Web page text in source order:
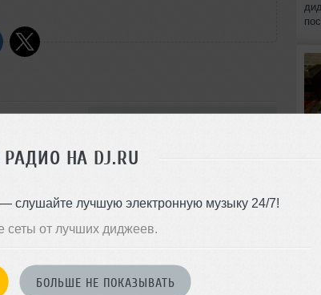
РАДИО НА DJ.RU
слушайте лучшую электронную музыку 24/7!
от лучших диджеев.
БОЛЬШЕ НЕ ПОКАЗЫВАТЬ
Afro House
Записан: 04 октября 2019
Добавлен: 01 марта 2020, 20:24